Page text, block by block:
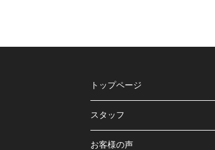
トップページ
スタッフ
お客様の声